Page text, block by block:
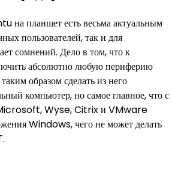
на планшет есть весьма актуальным
пользователей, так и для
сомнений. Дело в том, что к
абсолютно любую периферию
образом сделать из него
компьютер, но самое главное, что с
Wyse, Citrix и VMware
Windows, чего не может делать